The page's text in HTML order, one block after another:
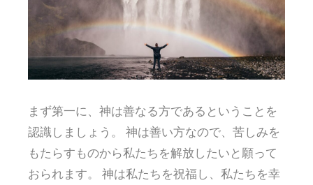
まず第一に、神は善なる方であるということを
認識しましょう。 神は善い方なので、苦しみを
もたらすものから私たちを解放したいと願って
おられます。 神は私たちを祝福し、私たちを幸